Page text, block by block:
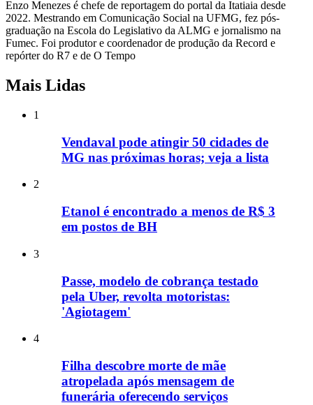
Enzo Menezes é chefe de reportagem do portal da Itatiaia desde
2022. Mestrando em Comunicação Social na UFMG, fez pós-
graduação na Escola do Legislativo da ALMG e jornalismo na
Fumec. Foi produtor e coordenador de produção da Record e
repórter do R7 e de O Tempo
Mais Lidas
1
Vendaval pode atingir 50 cidades de
MG nas próximas horas; veja a lista
2
Etanol é encontrado a menos de R$ 3
em postos de BH
3
Passe, modelo de cobrança testado
pela Uber, revolta motoristas:
'Agiotagem'
4
Filha descobre morte de mãe
atropelada após mensagem de
funerária oferecendo serviços